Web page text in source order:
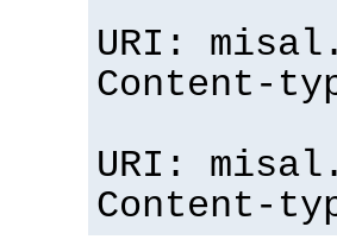
URI:
Content-
URI:
Content-